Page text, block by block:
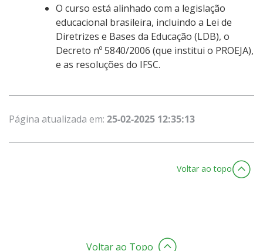
O curso está alinhado com a legislação
educacional brasileira, incluindo a Lei de
Diretrizes e Bases da Educação (LDB), o
Decreto nº 5840/2006 (que institui o PROEJA),
e as resoluções do IFSC.
Página atualizada em: 25-02-2025 12:35:13
Voltar ao topo
Voltar ao Topo